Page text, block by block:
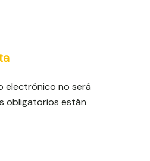
electrónico no será
obligatorios están